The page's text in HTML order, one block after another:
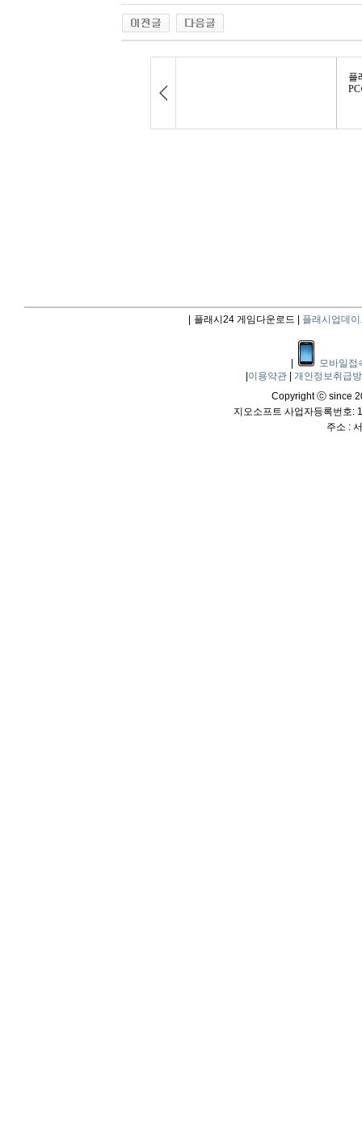
플래시24 게임다운로드 | 플래시업데이
모바일접
이용약관
개인정보취급
Copyright ⓒ since
지오소프트 사업자등록번호:
주소 :